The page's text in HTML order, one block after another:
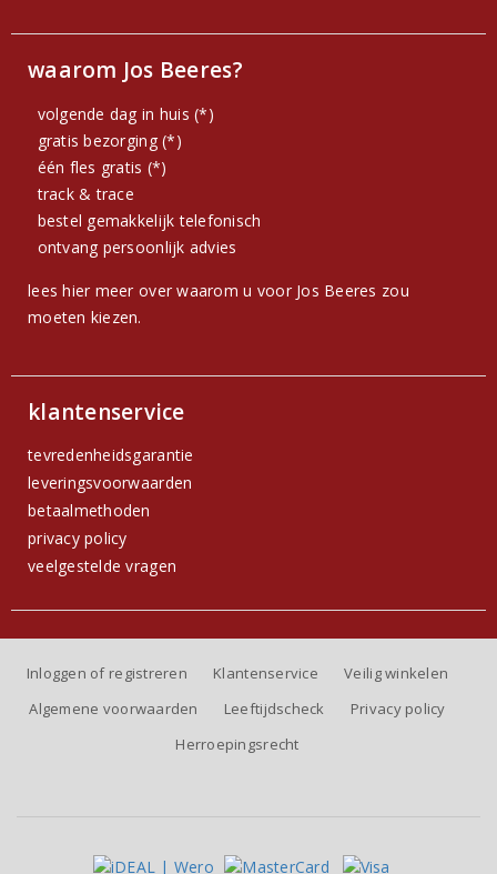
waarom Jos Beeres?
volgende dag in huis (*)
gratis bezorging (*)
één fles gratis (*)
track & trace
bestel gemakkelijk telefonisch
ontvang persoonlijk advies
lees hier meer over waarom u voor Jos Beeres zou
moeten kiezen.
klantenservice
tevredenheidsgarantie
leveringsvoorwaarden
betaalmethoden
privacy policy
veelgestelde vragen
Inloggen of registreren Klantenservice
Veilig winkelen
Algemene voorwaarden
Leeftijdscheck
Privacy policy
Herroepingsrecht